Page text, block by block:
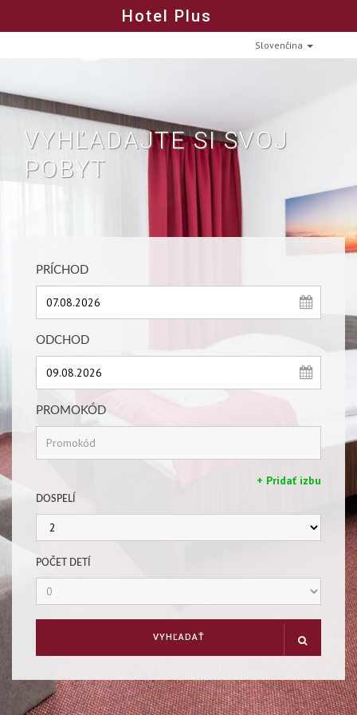
Hotel Plus
Slovenčina
VYHĽADAJTE SI SVOJ
POBYT
PRÍCHOD
ODCHOD
PROMOKÓD
+ Pridať izbu
DOSPELÍ
POČET DETÍ
VYHĽADAŤ